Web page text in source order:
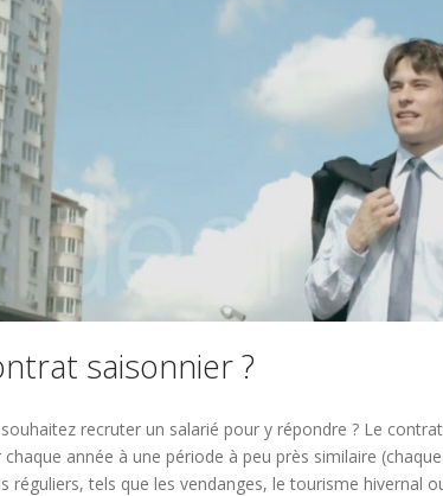
saisonnier ?
recruter un salarié pour y répondre ? Le
année à une période à peu près similaire
tels que les vendanges, le tourisme hivernal